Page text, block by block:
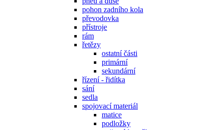
pohon zadního kola
převodovka
přístroje
rám
řetězy
ostatní části
primární
sekundární
řízení - řidítka
sání
sedla
spojovací materiál
matice
podložky